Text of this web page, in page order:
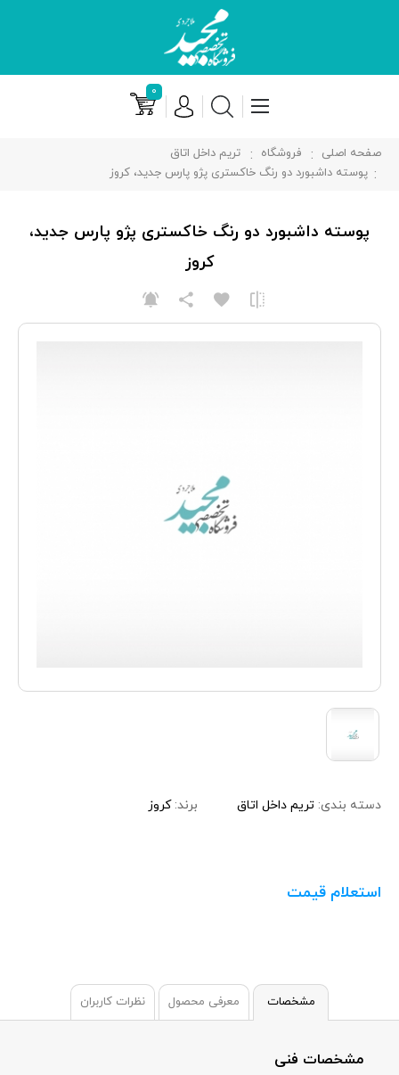
۰
صفحه اصلی فروشگاه
تریم داخل اتاق
پوسته داشبورد دو رنگ خاکستری پژو پارس جدید، کروز
دسته بندی: تریم داخل اتاق برند:کروز
استعلام قیمت
پوسته داشبورد دو رنگ خاکستری پژو پارس جدید،
کروز
مشخصات معرفی محصول نظرات کاربران
مشخصات فنی